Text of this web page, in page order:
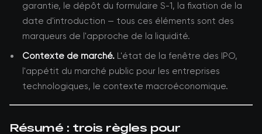
garantie, le dépôt du formulaire S-1, la fixation de la
date d'introduction — tous ces éléments sont des
marqueurs de l'approche de la liquidité.
Contexte de marché. L'état de la fenêtre des IPO,
l'appétit du marché public pour les entreprises
technologiques, le contexte macroéconomique.
Résumé : trois règles pour